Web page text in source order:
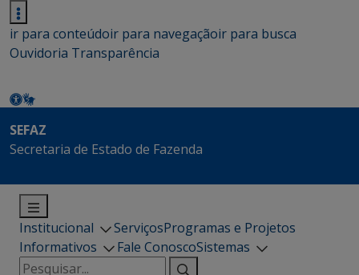
ir para conteúdoir para navegaçãoir para busca
Ouvidoria Transparência
SEFAZ
Secretaria de Estado de Fazenda
Institucional ServiçosProgramas e Projetos
Informativos
Fale ConoscoSistemas
Pesquisar